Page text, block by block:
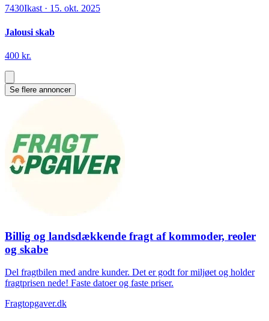
7430Ikast · 15. okt. 2025
Jalousi skab
400 kr.
Se flere annoncer
Billig og landsdækkende fragt af kommoder, reoler
og skabe
Del fragtbilen med andre kunder. Det er godt for miljøet og holder
fragtprisen nede! Faste datoer og faste priser.
Fragtopgaver.dk